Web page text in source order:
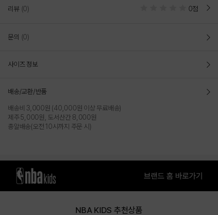
리뷰 (0) 0점
문의 (0)
사이즈 정보
배송/교환/반품
배송비 3,000원 (40,000원 이상 무료배송)
제주 5,000원, 도서산간 8,000원
총알배송(오전 10시까지 주문 시)
NBA KIDS 추천상품